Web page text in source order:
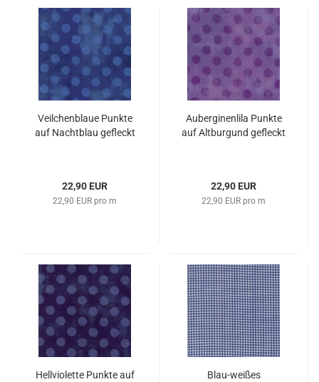
Veilchenblaue Punkte
auf Nachtblau gefleckt
22,90 EUR
22,90 EUR pro m
Auberginenlila Punkte
auf Altburgund gefleckt
22,90 EUR
22,90 EUR pro m
Hellviolette Punkte auf
Blau-weißes